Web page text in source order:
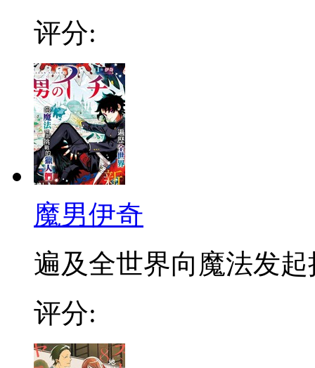
评分:
魔男伊奇
遍及全世界向魔法发起
评分: